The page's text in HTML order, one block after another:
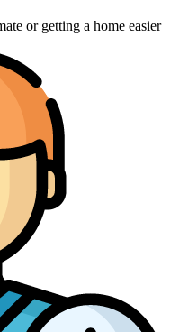
or getting a home easier